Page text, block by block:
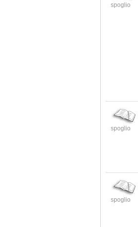
spoglio
spoglio
spoglio